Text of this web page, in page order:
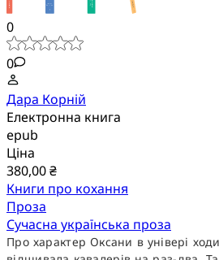
0
0
Дара Корній
Електронна книга
epub
Ціна
380,00 ₴
Книги про кохання
Проза
Сучасна українська проза
Про характер Оксани в універі